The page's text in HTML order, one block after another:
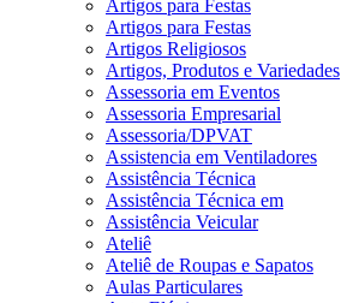
Artigos para Festas
Artigos para Festas
Artigos Religiosos
Artigos, Produtos e Variedades
Assessoria em Eventos
Assessoria Empresarial
Assessoria/DPVAT
Assistencia em Ventiladores
Assistência Técnica
Assistência Técnica em
Assistência Veicular
Ateliê
Ateliê de Roupas e Sapatos
Aulas Particulares